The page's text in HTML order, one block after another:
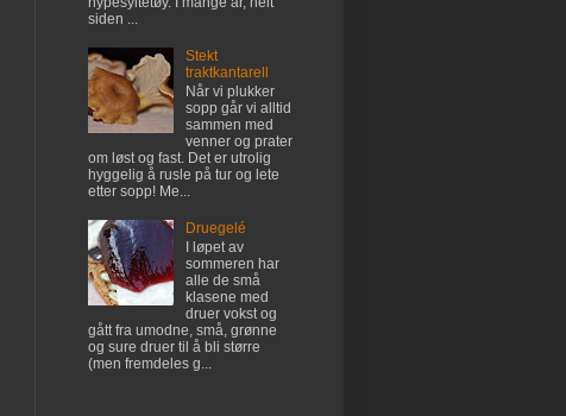
siden ...
Stekt
traktkantarell
Når vi plukker
sopp går vi alltid
sammen med
venner og prater
om løst og fast. Det er utrolig
hyggelig å rusle på tur og lete
etter sopp! Me...
Druegelé
I løpet av
sommeren har
alle de små
klasene med
druer vokst og
gått fra umodne, små, grønne
og sure druer til å bli større
(men fremdeles g...